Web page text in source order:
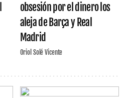
obsesión por el dinero los
aleja de Barça y Real
Madrid
Oriol Solé Vicente